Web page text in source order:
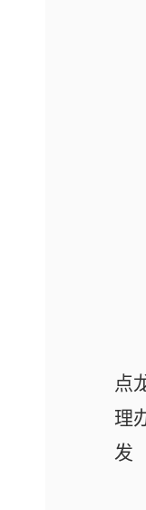
点
理
发